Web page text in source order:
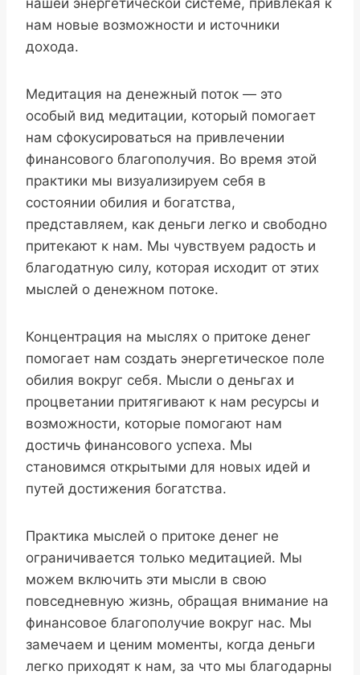
нам новые возможности и источники
дохода.
Медитация на денежный поток — это
особый вид медитации, который помогает
нам сфокусироваться на привлечении
финансового благополучия. Во время этой
практики мы визуализируем себя в
состоянии обилия и богатства,
представляем, как деньги легко и свободно
притекают к нам. Мы чувствуем радость и
благодатную силу, которая исходит от этих
мыслей о денежном потоке.
Концентрация на мыслях о притоке денег
помогает нам создать энергетическое поле
обилия вокруг себя. Мысли о деньгах и
процветании притягивают к нам ресурсы и
возможности, которые помогают нам
достичь финансового успеха. Мы
становимся открытыми для новых идей и
путей достижения богатства.
Практика мыслей о притоке денег не
ограничивается только медитацией. Мы
можем включить эти мысли в свою
повседневную жизнь, обращая внимание на
финансовое благополучие вокруг нас. Мы
замечаем и ценим моменты, когда деньги
легко приходят к нам, за что мы благодарны